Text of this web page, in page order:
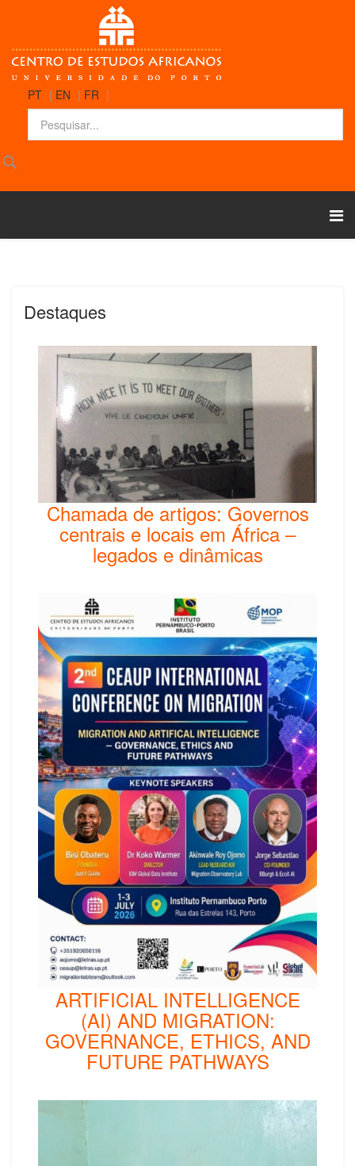
PT | EN | FR |
Destaques
Chamada de artigos: Governos
centrais e locais em África –
legados e dinâmicas
ARTIFICIAL INTELLIGENCE
(AI) AND MIGRATION:
GOVERNANCE, ETHICS, AND
FUTURE PATHWAYS